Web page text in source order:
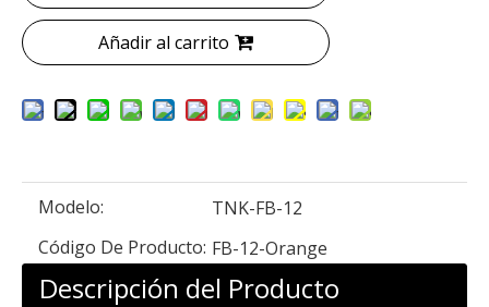
Añadir al carrito
Modelo:
TNK-FB-12
Código De Producto: FB-12-Orange
Descripción del Producto